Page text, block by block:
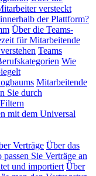
versteckt
der Plattform?
Über die Teams-
für Mitarbeitende
Teams
Wie
Mitarbeitende
Sie durch
mit dem Universal
Verträge Über das
passen Sie Verträge an
und importiert Über